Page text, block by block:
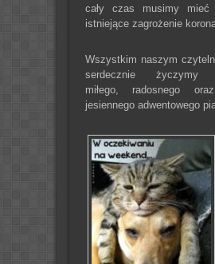
cały czas musimy mieć
istniejące zagrożenie
Wszystkim naszym
serdecznie życzymy
miłego, radosnego
jesiennego adwentowego